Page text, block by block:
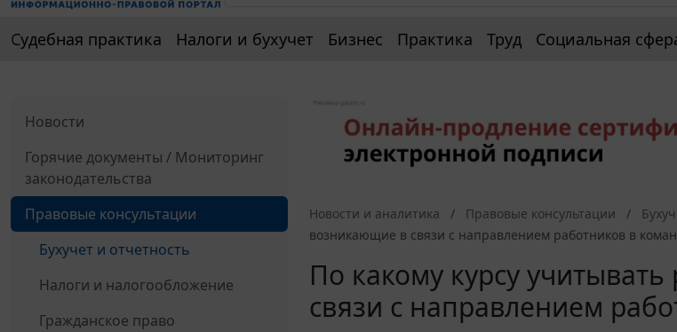
Судебная практика Налоги и бухучет Бизнес Практика Труд Социальная
Новости
Горячие документы / Мониторинг
законодательства
Правовые консультации
Бухучет и отчетность
Налоги и налогообложение
Гражданское право
Новости и аналитика Правовые консультации
возникающие в связи с направлением работников в
По какому курсу
связи с направлением